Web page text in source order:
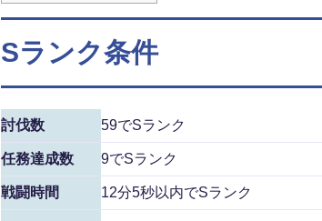
Sランク条件
討伐数 59でSランク
任務達成数 9でSランク
戦闘時間 12分5秒以内でSランク